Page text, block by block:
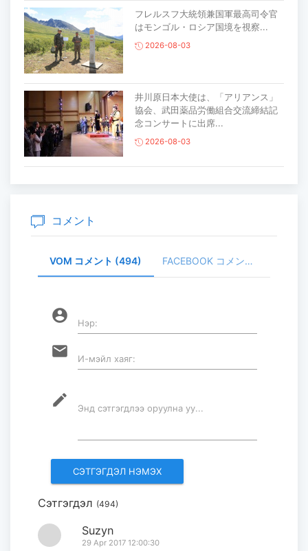
フレルスフ大統領兼国軍最高司令官
はモンゴル・ロシア国境を視察...
2026-08-03
井川原日本大使は、「アリアンス」
協会、武田薬品労働組合交流締結記
念コンサートに出席...
2026-08-03
家畜頭数は約7800万頭に達する見通
し
訪問した...
2026-07-29
2026-07-29
コメント
VOM コメント (494) FACEBOOK コメント (
account_circle Нэр:
email И-мэйл хаяг:
mode_edit Энд сэтгэгдлээ оруулна уу...
Сэтгэгдэл (494)
Suzyn
29 Apr 2017 12:00:30